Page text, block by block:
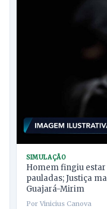
SIMULAÇÃO
Homem fingiu estar
pauladas; Justiça
Guajará-Mirim
Por Vinicius Canova